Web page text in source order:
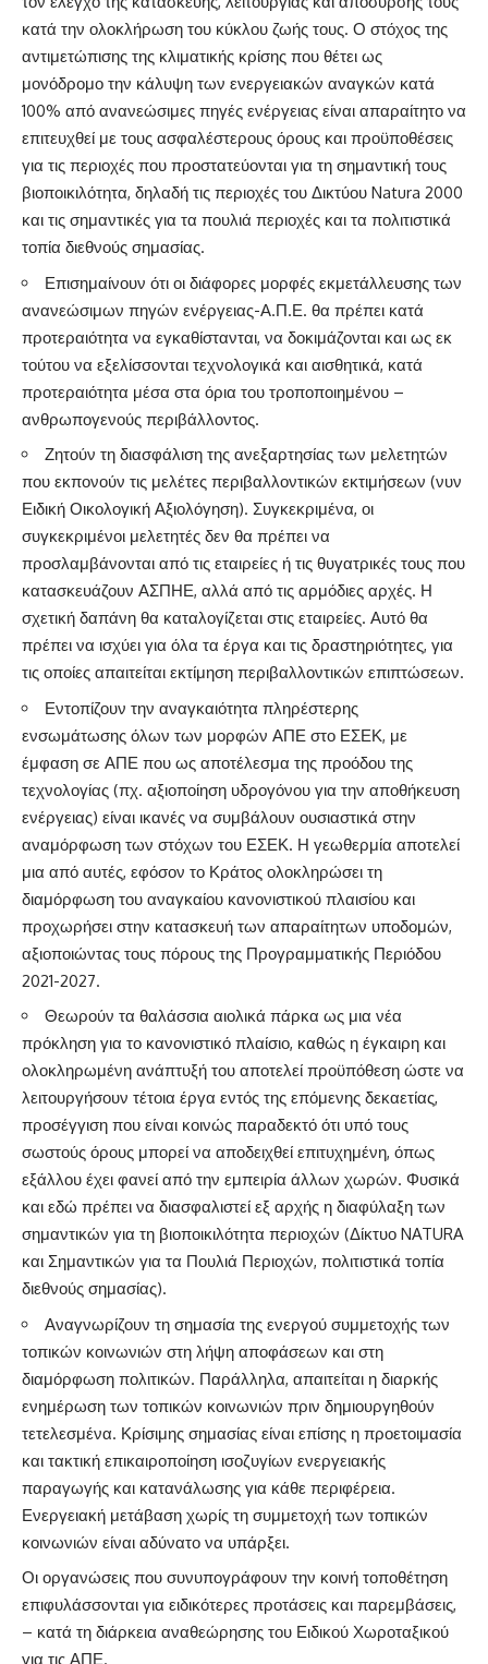
κατά την ολοκλήρωση του κύκλου ζωής τους. Ο στόχος της
αντιμετώπισης της κλιματικής κρίσης που θέτει ως
μονόδρομο την κάλυψη των ενεργειακών αναγκών κατά
100% από ανανεώσιμες πηγές ενέργειας είναι απαραίτητο να
επιτευχθεί με τους ασφαλέστερους όρους και προϋποθέσεις
για τις περιοχές που προστατεύονται για τη σημαντική τους
βιοποικιλότητα, δηλαδή τις περιοχές του Δικτύου Natura 2000
και τις σημαντικές για τα πουλιά περιοχές και τα πολιτιστικά
τοπία διεθνούς σημασίας.
Επισημαίνουν ότι οι διάφορες μορφές εκμετάλλευσης των
ανανεώσιμων πηγών ενέργειας-Α.Π.Ε. θα πρέπει κατά
προτεραιότητα να εγκαθίστανται, να δοκιμάζονται και ως εκ
τούτου να εξελίσσονται τεχνολογικά και αισθητικά, κατά
προτεραιότητα μέσα στα όρια του τροποποιημένου –
ανθρωπογενούς περιβάλλοντος.
Ζητούν τη διασφάλιση της ανεξαρτησίας των μελετητών
που εκπονούν τις μελέτες περιβαλλοντικών εκτιμήσεων (νυν
Ειδική Οικολογική Αξιολόγηση). Συγκεκριμένα, οι
συγκεκριμένοι μελετητές δεν θα πρέπει να
προσλαμβάνονται από τις εταιρείες ή τις θυγατρικές τους που
κατασκευάζουν ΑΣΠΗΕ, αλλά από τις αρμόδιες αρχές. Η
σχετική δαπάνη θα καταλογίζεται στις εταιρείες. Αυτό θα
πρέπει να ισχύει για όλα τα έργα και τις δραστηριότητες, για
τις οποίες απαιτείται εκτίμηση περιβαλλοντικών επιπτώσεων.
Εντοπίζουν την αναγκαιότητα πληρέστερης
ενσωμάτωσης όλων των μορφών ΑΠΕ στο ΕΣΕΚ, με
έμφαση σε ΑΠΕ που ως αποτέλεσμα της προόδου της
τεχνολογίας (πχ. αξιοποίηση υδρογόνου για την αποθήκευση
ενέργειας) είναι ικανές να συμβάλουν ουσιαστικά στην
αναμόρφωση των στόχων του ΕΣΕΚ. Η γεωθερμία αποτελεί
μια από αυτές, εφόσον το Κράτος ολοκληρώσει τη
διαμόρφωση του αναγκαίου κανονιστικού πλαισίου και
προχωρήσει στην κατασκευή των απαραίτητων υποδομών,
αξιοποιώντας τους πόρους της Προγραμματικής Περιόδου
2021-2027.
Θεωρούν τα θαλάσσια αιολικά πάρκα ως μια νέα
πρόκληση για το κανονιστικό πλαίσιο, καθώς η έγκαιρη και
ολοκληρωμένη ανάπτυξή του αποτελεί προϋπόθεση ώστε να
λειτουργήσουν τέτοια έργα εντός της επόμενης δεκαετίας,
προσέγγιση που είναι κοινώς παραδεκτό ότι υπό τους
σωστούς όρους μπορεί να αποδειχθεί επιτυχημένη, όπως
εξάλλου έχει φανεί από την εμπειρία άλλων χωρών. Φυσικά
και εδώ πρέπει να διασφαλιστεί εξ αρχής η διαφύλαξη των
σημαντικών για τη βιοποικιλότητα περιοχών (Δίκτυο NATURA
και Σημαντικών για τα Πουλιά Περιοχών, πολιτιστικά τοπία
διεθνούς σημασίας).
Αναγνωρίζουν τη σημασία της ενεργού συμμετοχής των
τοπικών κοινωνιών στη λήψη αποφάσεων και στη
διαμόρφωση πολιτικών. Παράλληλα, απαιτείται η διαρκής
ενημέρωση των τοπικών κοινωνιών πριν δημιουργηθούν
τετελεσμένα. Κρίσιμης σημασίας είναι επίσης η προετοιμασία
και τακτική επικαιροποίηση ισοζυγίων ενεργειακής
παραγωγής και κατανάλωσης για κάθε περιφέρεια.
Ενεργειακή μετάβαση χωρίς τη συμμετοχή των τοπικών
κοινωνιών είναι αδύνατο να υπάρξει.
Οι οργανώσεις που συνυπογράφουν την κοινή τοποθέτηση
επιφυλάσσονται για ειδικότερες προτάσεις και παρεμβάσεις,
– κατά τη διάρκεια αναθεώρησης του Ειδικού Χωροταξικού
για τις ΑΠΕ.